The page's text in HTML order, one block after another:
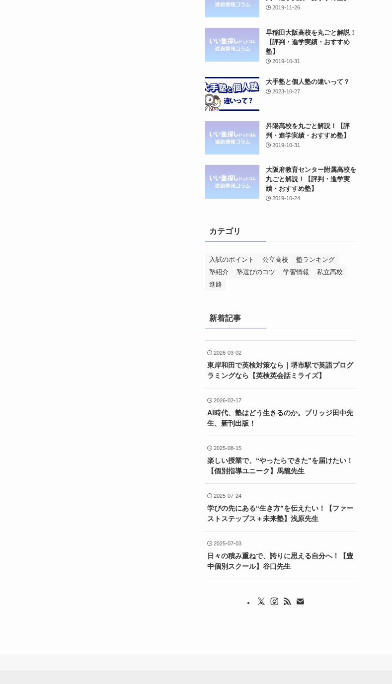
2019-11-26
早稲田大阪高校を丸ごと解説！
【評判・進学実績・おすすめ
塾】
2019-10-31
大手塾と個人塾の違いって？
2023-10-27
昇陽高校を丸ごと解説！【評
判・進学実績・おすすめ塾】
2019-10-31
大阪府教育センター附属高校を
丸ごと解説！【評判・進学実
績・おすすめ塾】
2019-10-24
カテゴリ
入試のポイント 公立高校
塾ランキング
塾紹介
塾選びのコツ 学習情報
私立高校
進路
新着記事
2026-03-02
東岸和田で英検対策なら｜堺市駅で英語プログ
ラミングなら【英検英会話ミライズ】
2026-02-17
AI時代、塾はどう生きるのか。ブリッジ田中先
生、新刊出版！
2025-08-15
楽しい授業で、“やったらできた”を届けたい！
【個別指導ユニーク】馬籠先生
2025-07-24
学びの先にある“生き方”を伝えたい！【ファー
ストステップス＋未来塾】浅原先生
2025-07-03
日々の積み重ねで、誇りに思える自分へ！【豊
中個別スクール】谷口先生